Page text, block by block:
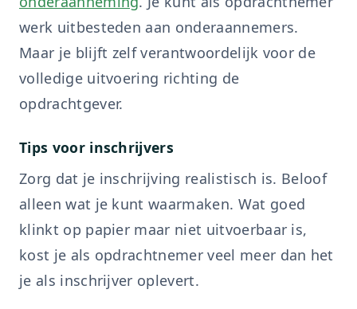
werk uitbesteden aan onderaannemers.
Maar je blijft zelf verantwoordelijk voor de
volledige uitvoering richting de
opdrachtgever.
Tips voor inschrijvers
Zorg dat je inschrijving realistisch is. Beloof
alleen wat je kunt waarmaken. Wat goed
klinkt op papier maar niet uitvoerbaar is,
kost je als opdrachtnemer veel meer dan het
je als inschrijver oplevert.